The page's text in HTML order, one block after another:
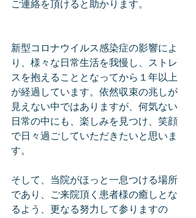
ご連絡を頂けると助かります。
新型コロナウイルス感染症の影響によ
り、様々な日常生活を我慢し、ストレ
スを抱えることとなってから１年以上
が経過しています。依然収束の兆しが
見えない中ではありますが、何気ない
日常の中にも、楽しみを見つけ、笑顔
で日々過ごしていただきたいと思いま
す。
そして、当院がほっと一息つける場所
であり、ご来院頂く患者様の癒しとな
るよう、更なる努力して参りますの